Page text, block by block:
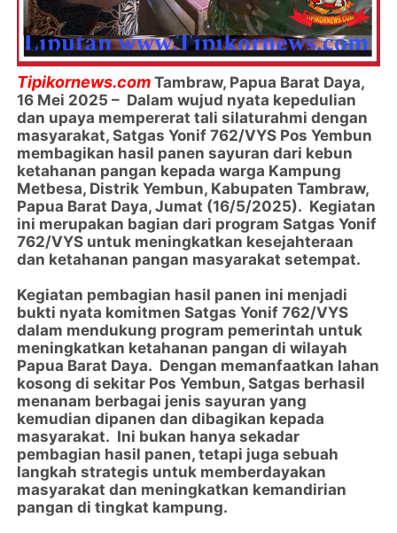
Tipikornews.com Tambraw, Papua Barat Daya,
16 Mei 2025 – Dalam wujud nyata kepedulian
dan upaya mempererat tali silaturahmi dengan
masyarakat, Satgas Yonif 762/VYS Pos Yembun
membagikan hasil panen sayuran dari kebun
ketahanan pangan kepada warga Kampung
Metbesa, Distrik Yembun, Kabupaten Tambraw,
Papua Barat Daya, Jumat (16/5/2025). Kegiatan
ini merupakan bagian dari program Satgas Yonif
762/VYS untuk meningkatkan kesejahteraan
dan ketahanan pangan masyarakat setempat.
Kegiatan pembagian hasil panen ini menjadi
bukti nyata komitmen Satgas Yonif 762/VYS
dalam mendukung program pemerintah untuk
meningkatkan ketahanan pangan di wilayah
Papua Barat Daya. Dengan memanfaatkan lahan
kosong di sekitar Pos Yembun, Satgas berhasil
menanam berbagai jenis sayuran yang
kemudian dipanen dan dibagikan kepada
masyarakat. Ini bukan hanya sekadar
pembagian hasil panen, tetapi juga sebuah
langkah strategis untuk memberdayakan
masyarakat dan meningkatkan kemandirian
pangan di tingkat kampung.